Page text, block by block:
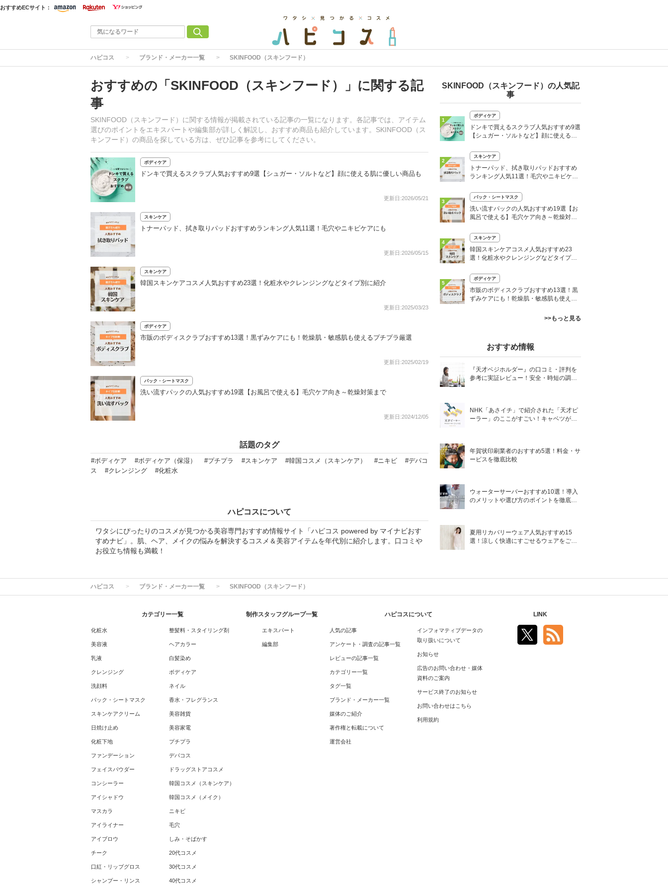
おすすめECサイト：
ハピコス ブランド・メーカー一覧 SKINFOOD（スキンフード）
おすすめの「SKINFOOD（スキンフード）」に関する記
事
SKINFOOD（スキンフード）に関する情報が掲載されている記事の一覧になります。各記事では、アイテム
選びのポイントをエキスパートや編集部が詳しく解説し、おすすめ商品も紹介しています。SKINFOOD（ス
キンフード）の商品を探している方は、ぜひ記事を参考にしてください。
ボディケア
ドンキで買えるスクラブ人気おすすめ9選【シュガー・ソルトなど】顔に使える肌に優しい商品も
更新日:2026/05/21
スキンケア
トナーパッド、拭き取りパッドおすすめランキング人気11選！毛穴やニキビケアにも
更新日:2026/05/15
スキンケア
韓国スキンケアコスメ人気おすすめ23選！化粧水やクレンジングなどタイプ別に紹介
更新日:2025/03/23
ボディケア
市販のボディスクラブおすすめ13選！黒ずみケアにも！乾燥肌・敏感肌も使えるプチプラ厳選
更新日:2025/02/19
パック・シートマスク
洗い流すパックの人気おすすめ19選【お風呂で使える】毛穴ケア向き～乾燥対策まで
更新日:2024/12/05
話題のタグ
#ボディケア #ボディケア（保湿） #プチプラ #スキンケア #韓国コスメ（スキンケア） #ニキビ
#デパコ
ス
#クレンジング #化粧水
ハピコスについて
ワタシにぴったりのコスメが見つかる美容専門おすすめ情報サイト「ハピコス powered by マイナビおす
すめナビ」。肌、ヘア、メイクの悩みを解決するコスメ＆美容アイテムを年代別に紹介します。口コミや
お役立ち情報も満載！
SKINFOOD（スキンフード）の人気記
事
1
ボディケア
ドンキで買えるスクラブ人気おすすめ9選
【シュガー・ソルトなど】顔に使える肌
2
スキンケア
トナーパッド、拭き取りパッドおすすめ
ランキング人気11選！毛穴やニキビケア
3
パック・シートマスク
洗い流すパックの人気おすすめ19選【お
風呂で使える】毛穴ケア向き～乾燥対策
4
スキンケア
韓国スキンケアコスメ人気おすすめ23
選！化粧水やクレンジングなどタイプ別
5
ボディケア
市販のボディスクラブおすすめ13選！黒
ずみケアにも！乾燥肌・敏感肌も使える
>>もっと見る
おすすめ情報
『天才ベジホルダー』の口コミ・評判を
参考に実証レビュー！安全・時短の調理
NHK「あさイチ」で紹介された「天才ピ
ーラー」のここがすごい！キャベツがほ
年賀状印刷業者のおすすめ5選！料金・サ
ービスを徹底比較
ウォーターサーバーおすすめ10選！導入
のメリットや選び方のポイントを徹底解
夏用リカバリーウェア人気おすすめ15
選！涼しく快適にすごせるウェアをご紹
ハピコス ブランド・メーカー一覧 SKINFOOD（スキンフード）
カテゴリー一覧
化粧水
美容液
乳液
クレンジング
洗顔料
パック・シートマスク
スキンケアクリーム
日焼け止め
化粧下地
ファンデーション
フェイスパウダー
コンシーラー
アイシャドウ
マスカラ
アイライナー
アイブロウ
チーク
口紅・リップグロス
シャンプー・リンス
整髪料・スタイリング剤
ヘアカラー
白髪染め
ボディケア
ネイル
香水・フレグランス
美容雑貨
美容家電
プチプラ
デパコス
ドラッグストアコスメ
韓国コスメ（スキンケア）
韓国コスメ（メイク）
ニキビ
毛穴
しみ・そばかす
20代コスメ
30代コスメ
40代コスメ
制作スタッフグループ一覧
エキスパート
編集部
ハピコスについて
人気の記事
アンケート・調査の記事一覧
レビューの記事一覧
カテゴリー一覧
タグ一覧
ブランド・メーカー一覧
媒体のご紹介
著作権と転載について
運営会社
インフォマティブデータの
取り扱いについて
お知らせ
広告のお問い合わせ・媒体
資料のご案内
サービス終了のお知らせ
お問い合わせはこちら
利用規約
LINK